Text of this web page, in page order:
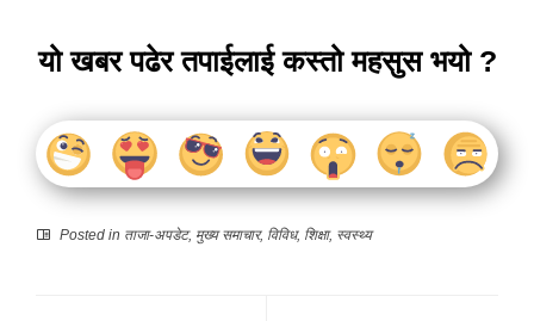
यो खबर पढेर तपाईलाई कस्तो महसुस भयो ?
Posted in ताजा-अपडेट, मुख्य समाचार, विविध, शिक्षा, स्वस्थ्य